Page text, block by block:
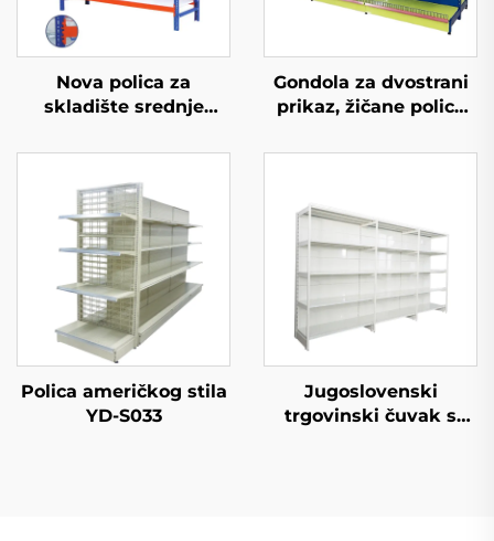
Nova polica za
skladište srednje
Gondola za dvostrani
prikaz, žičane police
maloprodajnu
Polica američkog stila
YD-S033
Jugoslovenski
trgovinski čuvak s